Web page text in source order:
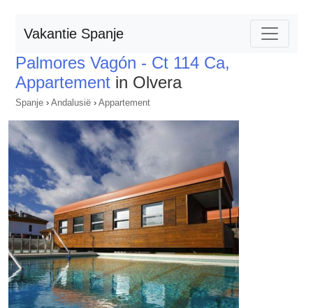
Vakantie Spanje
Palmores Vagón - Ct 114 Ca,
Appartement in Olvera
Spanje › Andalusië › Appartement